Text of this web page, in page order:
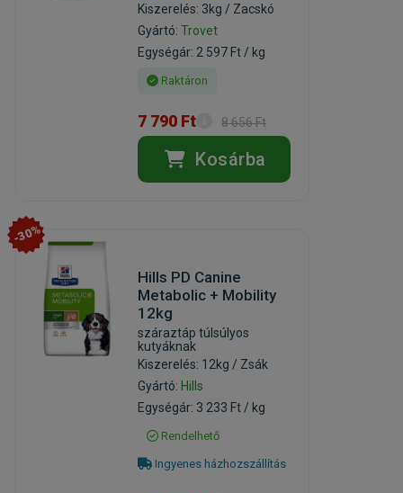
Kiszerelés: 3kg / Zacskó
Gyártó:Trovet
Egységár: 2 597 Ft / kg
Raktáron
7 790 Ft 8 656 Ft
Kosárba
-30%
Hills PD Canine
Metabolic + Mobility
12kg
száraztáp túlsúlyos
kutyáknak
Kiszerelés: 12kg / Zsák
Gyártó: Hills
Egységár: 3 233 Ft / kg
Rendelhető
Ingyenes házhozszállítás